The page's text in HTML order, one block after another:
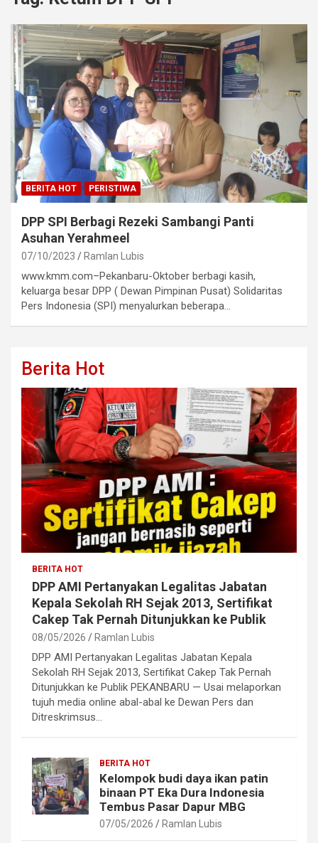
BERITA HOT PERISTIWA
DPP SPI Berbagi Rezeki Sambangi Panti
Asuhan Yerahmeel
07/10/2023 Ramlan Lubis
www.kmm.com–Pekanbaru-Oktober berbagi kasih,
keluarga besar DPP ( Dewan Pimpinan Pusat) Solidaritas
Pers Indonesia (SPI) menyalurkan beberapa…
Berita Hot
BERITA HOT
DPP AMI Pertanyakan Legalitas Jabatan
Kepala Sekolah RH Sejak 2013, Sertifikat
Cakep Tak Pernah Ditunjukkan ke Publik
08/05/2026 Ramlan Lubis
DPP AMI Pertanyakan Legalitas Jabatan Kepala
Sekolah RH Sejak 2013, Sertifikat Cakep Tak Pernah
Ditunjukkan ke Publik PEKANBARU — Usai melaporkan
tujuh media online abal-abal ke Dewan Pers dan
Ditreskrimsus…
BERITA HOT
Kelompok budi daya ikan patin
binaan PT Eka Dura Indonesia
Tembus Pasar Dapur MBG
07/05/2026 Ramlan Lubis